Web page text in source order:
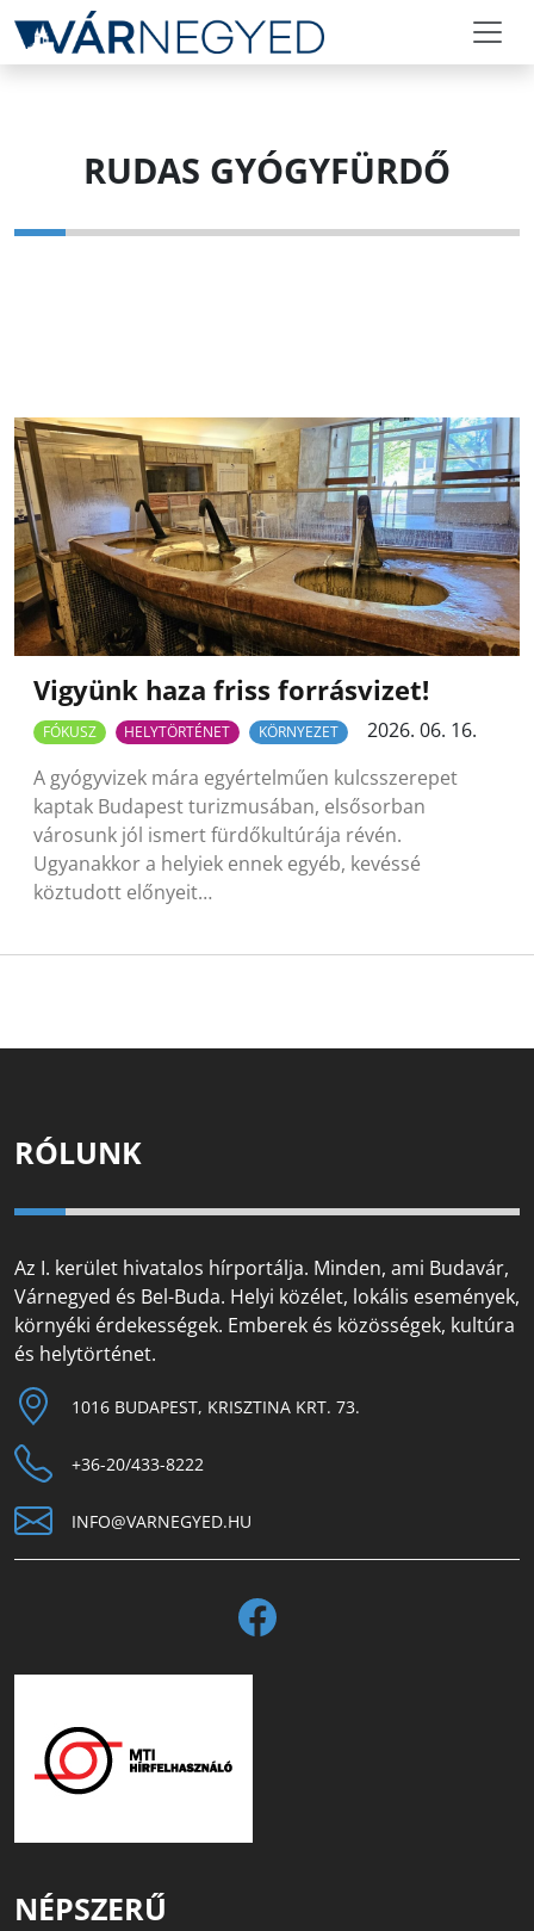
RUDAS GYÓGYFÜRDŐ
Vigyünk haza friss forrásvizet!
FÓKUSZ HELYTÖRTÉNET KÖRNYEZET
2026. 06. 16.
A gyógyvizek mára egyértelműen kulcsszerepet
kaptak Budapest turizmusában, elsősorban
városunk jól ismert fürdőkultúrája révén.
Ugyanakkor a helyiek ennek egyéb, kevéssé
köztudott előnyeit…
RÓLUNK
Az I. kerület hivatalos hírportálja. Minden, ami Budavár,
Várnegyed és Bel-Buda. Helyi közélet, lokális események,
környéki érdekességek. Emberek és közösségek, kultúra
és helytörténet.
1016 BUDAPEST, KRISZTINA KRT. 73.
+36-20/433-8222
INFO@VARNEGYED.HU
NÉPSZERŰ